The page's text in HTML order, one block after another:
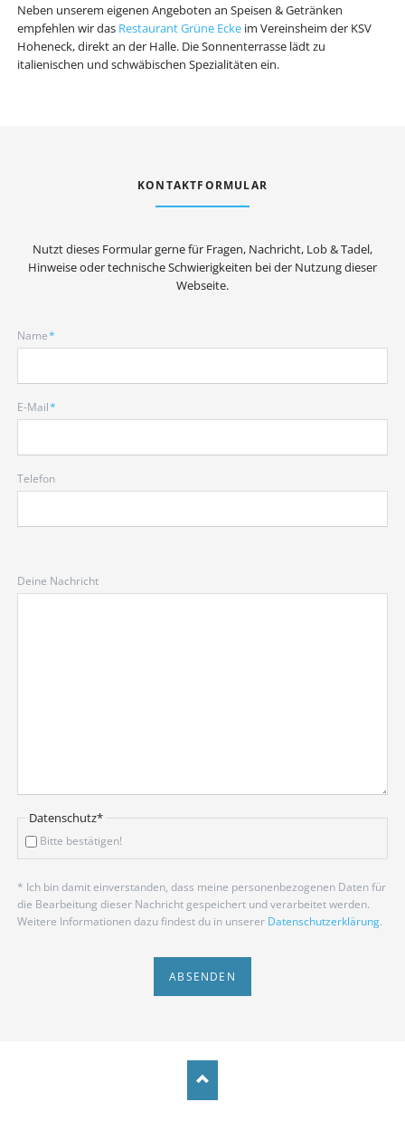
Neben unserem eigenen Angeboten an Speisen & Getränken
empfehlen wir das Restaurant Grüne Eckeim Vereinsheim der KSV
Hoheneck, direkt an der Halle. Die Sonnenterrasse lädt zu
italienischen und schwäbischen Spezialitäten ein.
KONTAKTFORMULAR
Nutzt dieses Formular gerne für Fragen, Nachricht, Lob & Tadel,
Hinweise oder technische Schwierigkeiten bei der Nutzung dieser
Webseite.
Pflichtfeld
Name*
Pflichtfeld
E-Mail*
Telefon
Deine Nachricht
Pflichtfeld
Datenschutz*
Bitte bestätigen!
* Ich bin damit einverstanden, dass meine personenbezogenen Daten für
die Bearbeitung dieser Nachricht gespeichert und verarbeitet werden.
Weitere Informationen dazu findest du in unserer Datenschutzerklärung.
ABSENDEN